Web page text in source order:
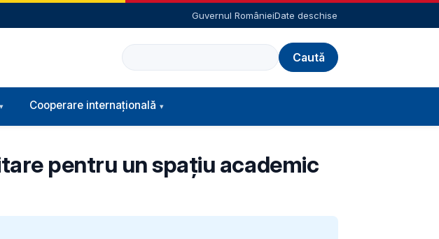
Guvernul RomânieiDate deschise
Caută
Cooperare internațională
pentru un spațiu academic